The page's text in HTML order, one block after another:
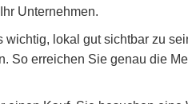
Unternehmen.
lokal gut sichtbar zu
erreichen Sie genau die